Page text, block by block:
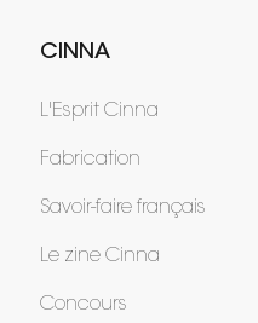
CINNA
L'Esprit Cinna
Fabrication
Savoir-faire français
Le zine Cinna
Concours